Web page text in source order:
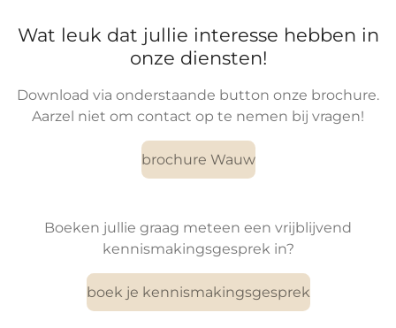
Wat leuk dat jullie interesse hebben in
onze diensten!
Download via onderstaande button onze brochure.
Aarzel niet om contact op te nemen bij vragen!
brochure Wauw
Boeken jullie graag meteen een vrijblijvend
kennismakingsgesprek in?
boek je kennismakingsgesprek